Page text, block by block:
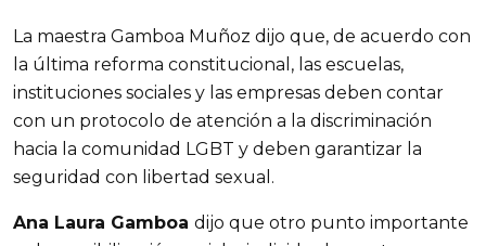
La maestra Gamboa Muñoz dijo que, de acuerdo con
la última reforma constitucional, las escuelas,
instituciones sociales y las empresas deben contar
con un protocolo de atención a la discriminación
hacia la comunidad LGBT y deben garantizar la
seguridad con libertad sexual.
Ana Laura Gamboa dijo que otro punto importante